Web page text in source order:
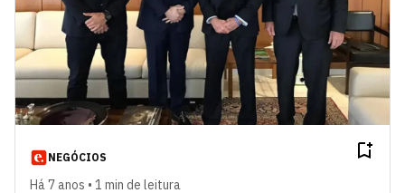
NEGÓCIOS
Há 7 anos • 1 min de leitura